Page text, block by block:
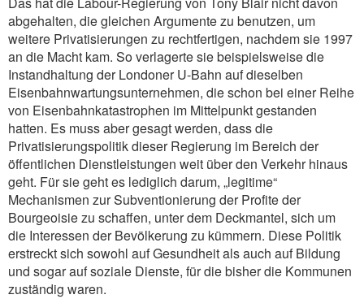
abgehalten, die gleichen Argumente zu benutzen, um
weitere Privatisierungen zu rechtfertigen, nachdem sie 1997
an die Macht kam. So verlagerte sie beispielsweise die
Instandhaltung der Londoner U-Bahn auf dieselben
Eisenbahnwartungsunternehmen, die schon bei einer Reihe
von Eisenbahnkatastrophen im Mittelpunkt gestanden
hatten. Es muss aber gesagt werden, dass die
Privatisierungspolitik dieser Regierung im Bereich der
öffentlichen Dienstleistungen weit über den Verkehr hinaus
geht. Für sie geht es lediglich darum, „legitime“
Mechanismen zur Subventionierung der Profite der
Bourgeoisie zu schaffen, unter dem Deckmantel, sich um
die Interessen der Bevölkerung zu kümmern. Diese Politik
erstreckt sich sowohl auf Gesundheit als auch auf Bildung
und sogar auf soziale Dienste, für die bisher die Kommunen
zuständig waren.